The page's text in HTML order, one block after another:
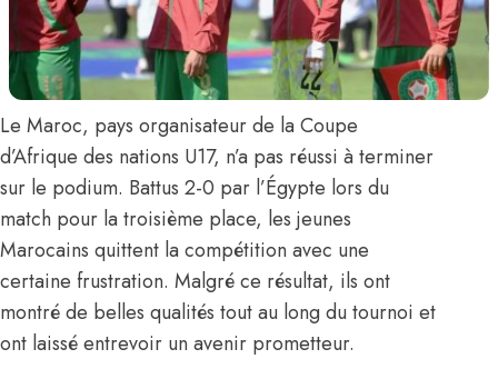
Le Maroc, pays organisateur de la Coupe
d’Afrique des nations U17, n’a pas réussi à terminer
sur le podium. Battus 2-0 par l’Égypte lors du
match pour la troisième place, les jeunes
Marocains quittent la compétition avec une
certaine frustration. Malgré ce résultat, ils ont
montré de belles qualités tout au long du tournoi et
ont laissé entrevoir un avenir prometteur.